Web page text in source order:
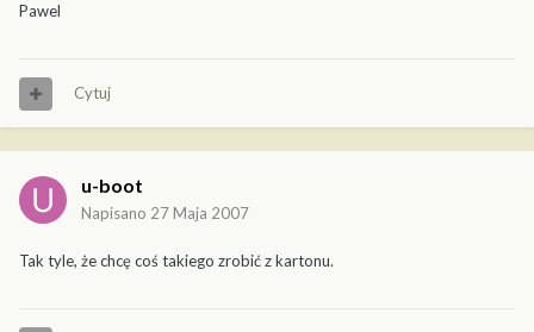
Pawel
Cytuj
u-boot
Napisano 27 Maja 2007
Tak tyle, że chcę coś takiego zrobić z kartonu.